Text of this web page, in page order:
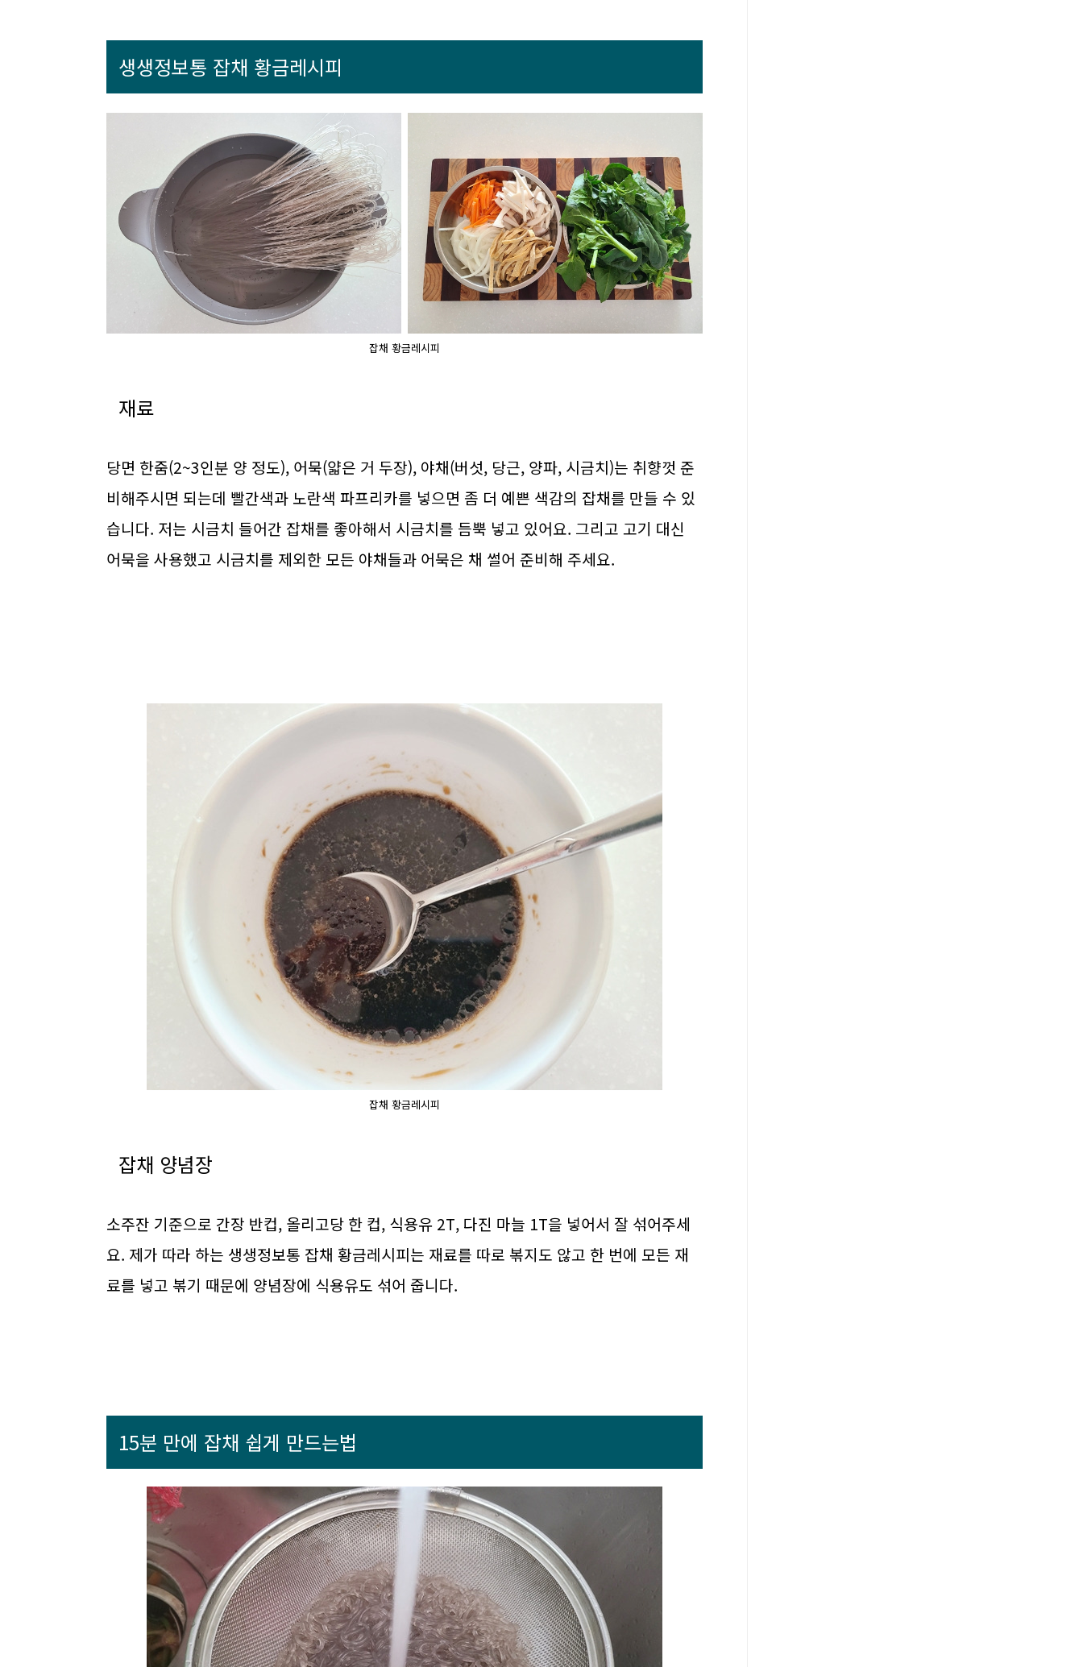
생생정보통 잡채 황금레시피
잡채 황금레시피
재료
당면 한줌(2~3인분 양 정도), 어묵(얇은 거 두장), 야채(버섯, 당근, 양파, 시금치)는 취향껏 준
비해주시면 되는데 빨간색과 노란색 파프리카를 넣으면 좀 더 예쁜 색감의 잡채를 만들 수 있
습니다. 저는 시금치 들어간 잡채를 좋아해서 시금치를 듬뿍 넣고 있어요. 그리고 고기 대신
어묵을 사용했고 시금치를 제외한 모든 야채들과 어묵은 채 썰어 준비해 주세요.
잡채 황금레시피
잡채 양념장
소주잔 기준으로 간장 반컵, 올리고당 한 컵, 식용유 2T, 다진 마늘 1T을 넣어서 잘 섞어주세
요. 제가 따라 하는 생생정보통 잡채 황금레시피는 재료를 따로 볶지도 않고 한 번에 모든 재
료를 넣고 볶기 때문에 양념장에 식용유도 섞어 줍니다.
15분 만에 잡채 쉽게 만드는법